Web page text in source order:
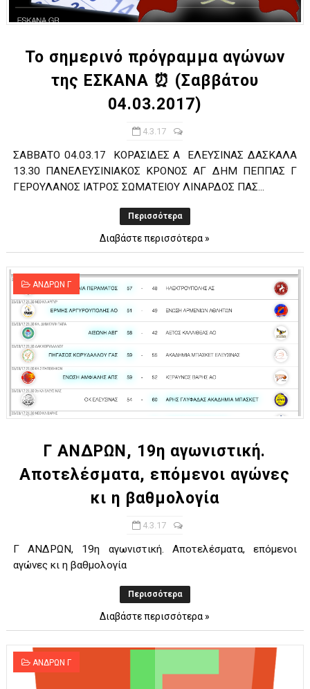
ΧΡΟΝΙΑ ΠΟΛΛΑ ΣΤΟ ΕΛΛΗΝΙΚΟ ΜΠΑΣΚΕΤ : 39Η ΕΠΕΤΕΙΟΣ ΑΠΟ
Ο δρόμος για τον 29ο τελικό κυπέλλου ανδρών ΕΣΚΑΝΑ
U21: Τεράστια πρόκριση για τον Πανελευσινιακό στον
Γ΄ανδρών play offs : "Σκληρό" καρύδι η Φιλία Περάματος
Το σημερινό πρόγραμμα αγώνων
της ΕΣΚΑΝΑ ⏰ (Σαββάτου
04.03.2017)
4.3.17
ΣΑΒΒΑΤΟ 04.03.17 ΚΟΡΑΣΙΔΕΣ Α ΕΛΕΥΣΙΝΑΣ ΔΑΣΚΑΛΑ
13.30 ΠΑΝΕΛΕΥΣΙΝΙΑΚΟΣ ΚΡΟΝΟΣ ΑΓ ΔΗΜ ΠΕΠΠΑΣ Γ
ΓΕΡΟΥΛΑΝΟΣ ΙΑΤΡΟΣ ΣΩΜΑΤΕΙΟΥ ΛΙΝΑΡΔΟΣ ΠΑΣ...
Περισσότερα
Διαβάστε περισσότερα »
ΑΝΔΡΩΝ Γ
Γ ΑΝΔΡΩΝ, 19η αγωνιστική.
Αποτελέσματα, επόμενοι αγώνες
κι η βαθμολογία
4.3.17
Γ ΑΝΔΡΩΝ, 19η αγωνιστική. Αποτελέσματα, επόμενοι
αγώνες κι η βαθμολογία
Περισσότερα
Διαβάστε περισσότερα »
ΑΝΔΡΩΝ Γ